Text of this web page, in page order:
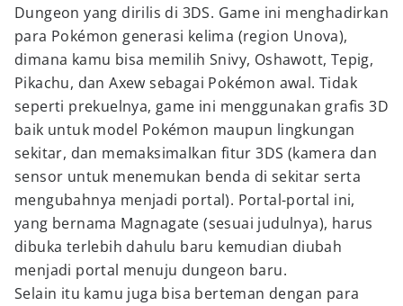
Dungeon yang dirilis di 3DS. Game ini menghadirkan
para Pokémon generasi kelima (region Unova),
dimana kamu bisa memilih Snivy, Oshawott, Tepig,
Pikachu, dan Axew sebagai Pokémon awal. Tidak
seperti prekuelnya, game ini menggunakan grafis 3D
baik untuk model Pokémon maupun lingkungan
sekitar, dan memaksimalkan fitur 3DS (kamera dan
sensor untuk menemukan benda di sekitar serta
mengubahnya menjadi portal). Portal-portal ini,
yang bernama Magnagate (sesuai judulnya), harus
dibuka terlebih dahulu baru kemudian diubah
menjadi portal menuju dungeon baru.
Selain itu kamu juga bisa berteman dengan para